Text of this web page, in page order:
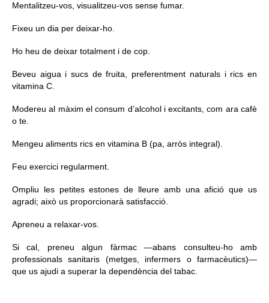
Mentalitzeu-vos, visualitzeu-vos sense fumar.
Fixeu un dia per deixar-ho.
Ho heu de deixar totalment i de cop.
Beveu aigua i sucs de fruita, preferentment naturals i rics en
vitamina C.
Modereu al màxim el consum d’alcohol i excitants, com ara cafè
o te.
Mengeu aliments rics en vitamina B (pa, arròs integral).
Feu exercici regularment.
Ompliu les petites estones de lleure amb una afició que us
agradi; això us proporcionarà satisfacció.
Apreneu a relaxar-vos.
Si cal, preneu algun fàrmac —abans consulteu-ho amb
professionals sanitaris (metges, infermers o farmacèutics)—
que us ajudi a superar la dependència del tabac.